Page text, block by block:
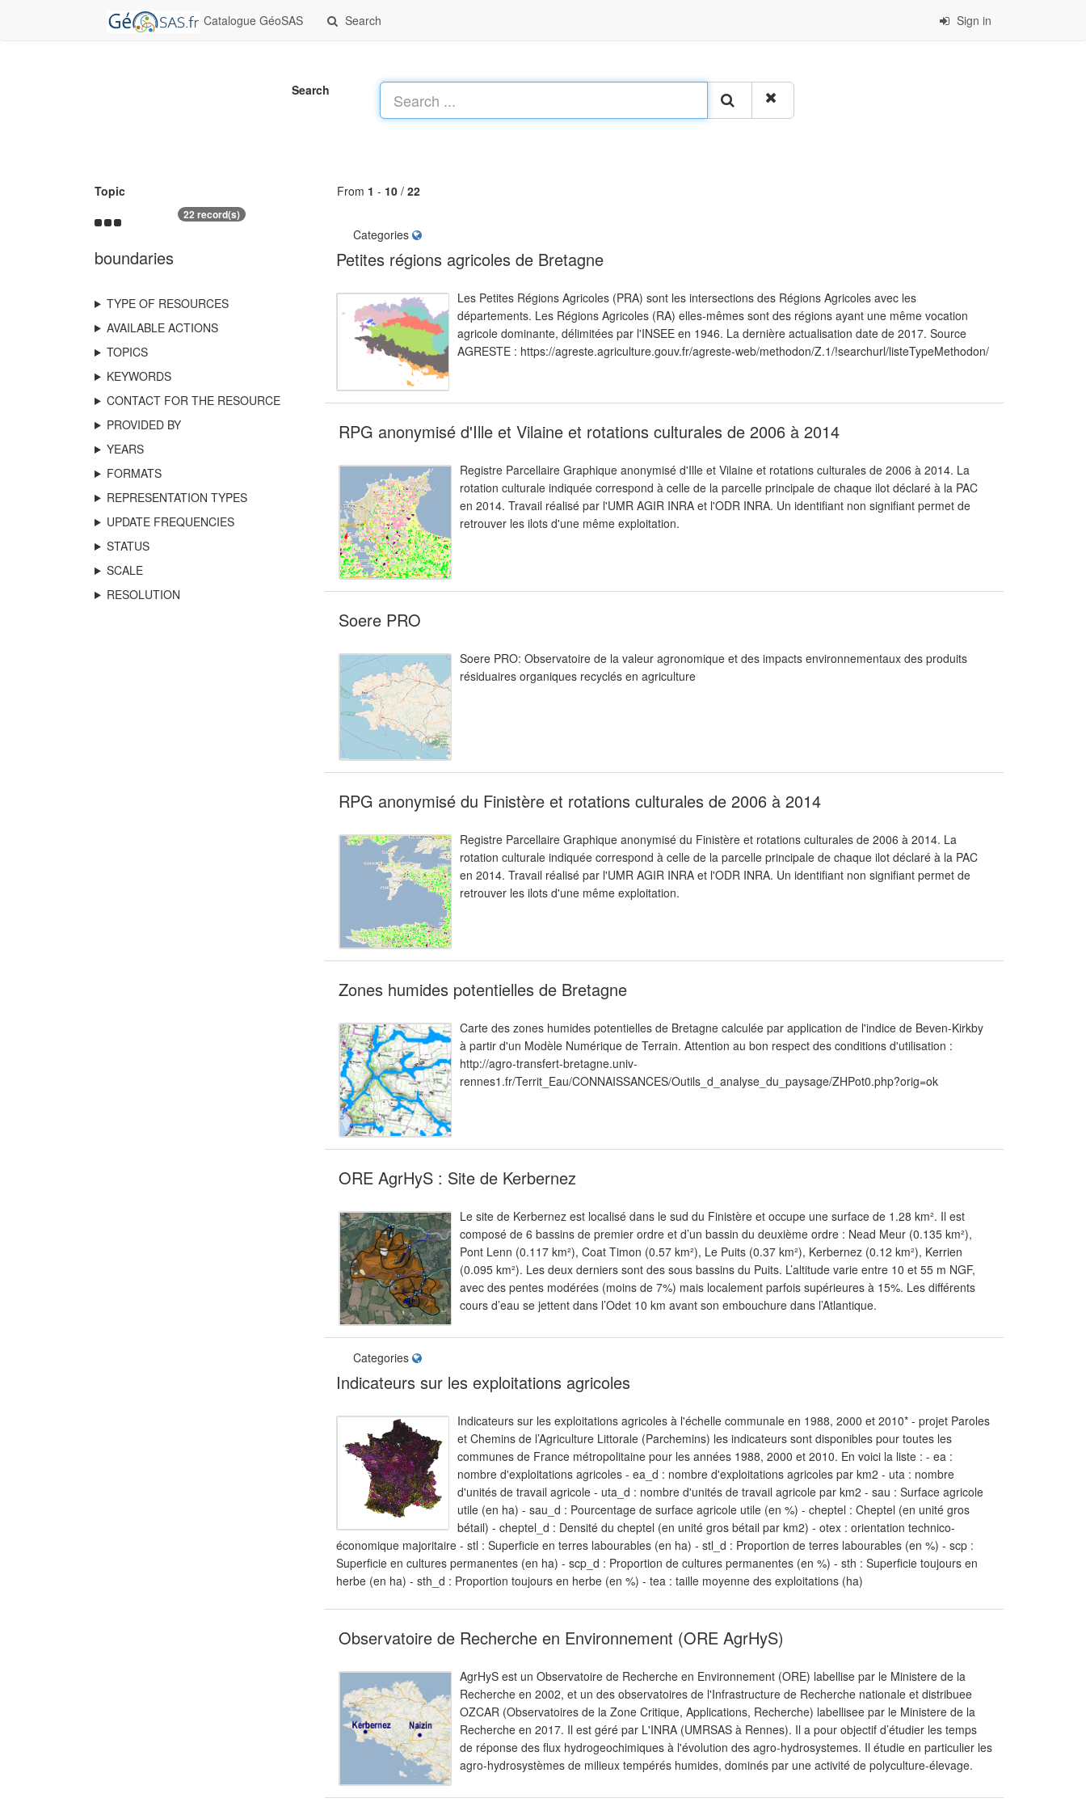
Catalogue GéoSAS Search Sign in
Search
Topic
boundaries
22 record(s)
TYPE OF RESOURCES
AVAILABLE ACTIONS
TOPICS
KEYWORDS
CONTACT FOR THE RESOURCE
PROVIDED BY
YEARS
FORMATS
REPRESENTATION TYPES
UPDATE FREQUENCIES
STATUS
SCALE
RESOLUTION
From 1 - 10 / 22
Categories
Petites régions agricoles de Bretagne
Les Petites Régions Agricoles (PRA) sont les intersections des Régions Agricoles avec les
départements. Les Régions Agricoles (RA) elles-mêmes sont des régions ayant une même vocation
agricole dominante, délimitées par l'INSEE en 1946. La dernière actualisation date de 2017. Source
AGRESTE : https://agreste.agriculture.gouv.fr/agreste-web/methodon/Z.1/!searchurl/listeTypeMethodon/
RPG anonymisé d'Ille et Vilaine et rotations culturales de 2006 à 2014
Registre Parcellaire Graphique anonymisé d'Ille et Vilaine et rotations culturales de 2006 à 2014. La
rotation culturale indiquée correspond à celle de la parcelle principale de chaque ilot déclaré à la PAC
en 2014. Travail réalisé par l'UMR AGIR INRA et l'ODR INRA. Un identifiant non signifiant permet de
retrouver les ilots d'une même exploitation.
Soere PRO
Soere PRO: Observatoire de la valeur agronomique et des impacts environnementaux des produits
résiduaires organiques recyclés en agriculture
RPG anonymisé du Finistère et rotations culturales de 2006 à 2014
Registre Parcellaire Graphique anonymisé du Finistère et rotations culturales de 2006 à 2014. La
rotation culturale indiquée correspond à celle de la parcelle principale de chaque ilot déclaré à la PAC
en 2014. Travail réalisé par l'UMR AGIR INRA et l'ODR INRA. Un identifiant non signifiant permet de
retrouver les ilots d'une même exploitation.
Zones humides potentielles de Bretagne
Carte des zones humides potentielles de Bretagne calculée par application de l'indice de Beven-Kirkby
à partir d'un Modèle Numérique de Terrain. Attention au bon respect des conditions d'utilisation :
http://agro-transfert-bretagne.univ-
rennes1.fr/Territ_Eau/CONNAISSANCES/Outils_d_analyse_du_paysage/ZHPot0.php?orig=ok
ORE AgrHyS : Site de Kerbernez
Le site de Kerbernez est localisé dans le sud du Finistère et occupe une surface de 1.28 km². Il est
composé de 6 bassins de premier ordre et d’un bassin du deuxième ordre : Nead Meur (0.135 km²),
Pont Lenn (0.117 km²), Coat Timon (0.57 km²), Le Puits (0.37 km²), Kerbernez (0.12 km²), Kerrien
(0.095 km²). Les deux derniers sont des sous bassins du Puits. L’altitude varie entre 10 et 55 m NGF,
avec des pentes modérées (moins de 7%) mais localement parfois supérieures à 15%. Les différents
cours d’eau se jettent dans l’Odet 10 km avant son embouchure dans l’Atlantique.
Categories
Indicateurs sur les exploitations agricoles
Indicateurs sur les exploitations agricoles à l'échelle communale en 1988, 2000 et 2010* - projet Paroles
et Chemins de l’Agriculture Littorale (Parchemins) les indicateurs sont disponibles pour toutes les
communes de France métropolitaine pour les années 1988, 2000 et 2010. En voici la liste : - ea :
nombre d'exploitations agricoles - ea_d : nombre d'exploitations agricoles par km2 - uta : nombre
d'unités de travail agricole - uta_d : nombre d'unités de travail agricole par km2 - sau : Surface agricole
utile (en ha) - sau_d : Pourcentage de surface agricole utile (en %) - cheptel : Cheptel (en unité gros
bétail) - cheptel_d : Densité du cheptel (en unité gros bétail par km2) - otex : orientation technico-
économique majoritaire - stl : Superficie en terres labourables (en ha) - stl_d : Proportion de terres labourables (en %) - scp :
Superficie en cultures permanentes (en ha) - scp_d : Proportion de cultures permanentes (en %) - sth : Superficie toujours en
herbe (en ha) - sth_d : Proportion toujours en herbe (en %) - tea : taille moyenne des exploitations (ha)
Observatoire de Recherche en Environnement (ORE AgrHyS)
AgrHyS est un Observatoire de Recherche en Environnement (ORE) labellise par le Ministere de la
Recherche en 2002, et un des observatoires de l'Infrastructure de Recherche nationale et distribuee
OZCAR (Observatoires de la Zone Critique, Applications, Recherche) labellisee par le Ministere de la
Recherche en 2017. Il est géré par L'INRA (UMRSAS à Rennes). Il a pour objectif d’étudier les temps
de réponse des flux hydrogeochimiques à l'évolution des agro-hydrosystemes. Il étudie en particulier les
agro-hydrosystèmes de milieux tempérés humides, dominés par une activité de polyculture-élevage.